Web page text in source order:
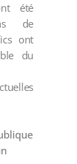
été
de
ont
du